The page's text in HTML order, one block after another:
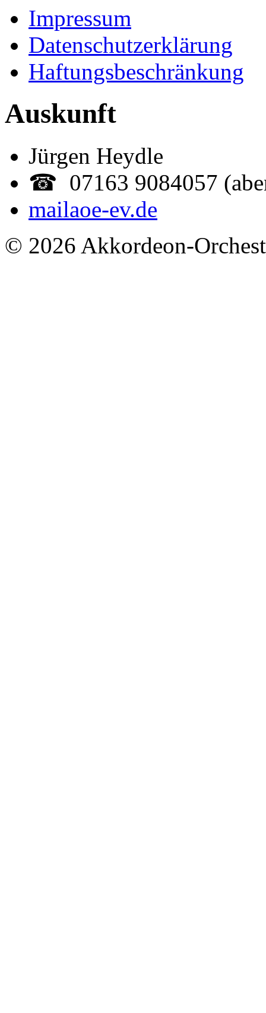
Impressum
Datenschutzerklärung
Haftungsbeschränkung
Auskunft
Jürgen Heydle
☎ 07163 9084057
mailaoe-ev.de
© 2026 Akkordeon-